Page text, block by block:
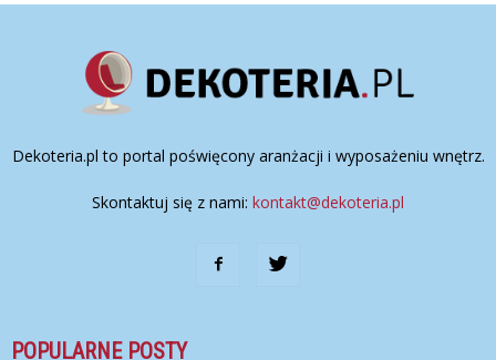
Dekoteria.pl to portal poświęcony aranżacji i wyposażeniu wnętrz.
Skontaktuj się z nami: kontakt@dekoteria.pl
POPULARNE POSTY